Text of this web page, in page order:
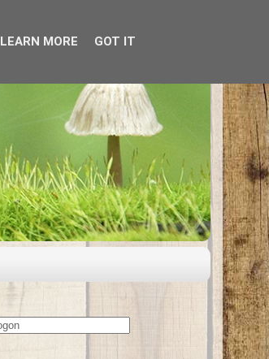
LEARN MORE GOT IT